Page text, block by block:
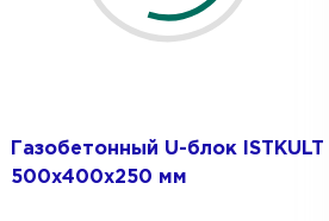
Газобетонный U-блок ISTKULT
500х400х250 мм